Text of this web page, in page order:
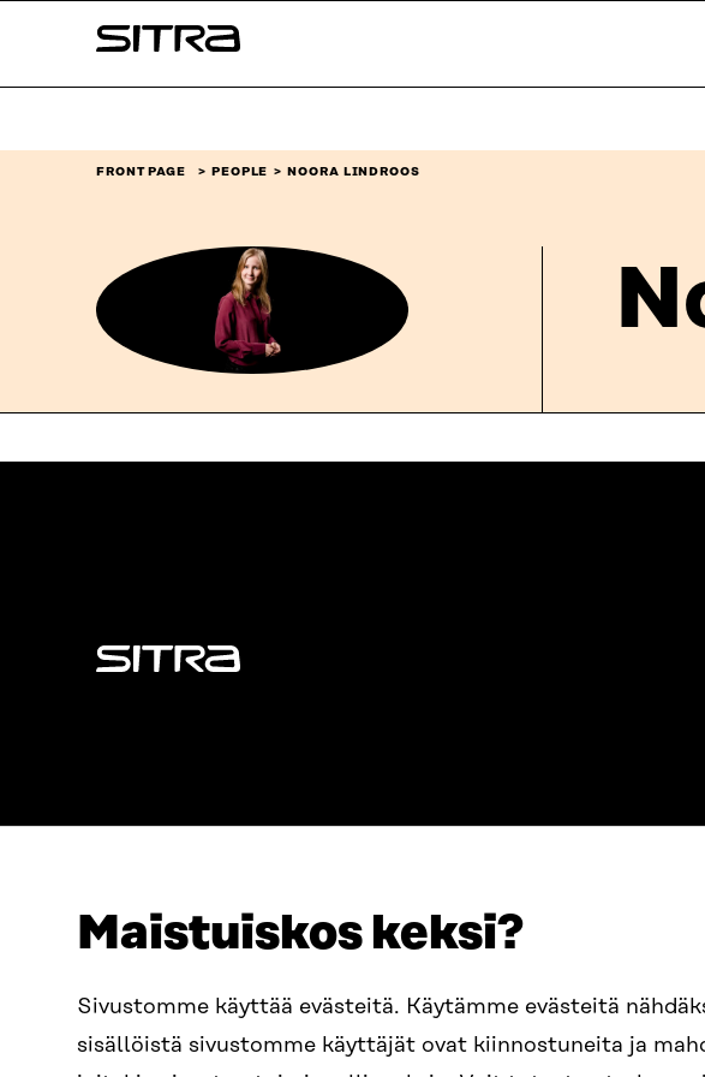
Maistuiskos keksi?
Sivustomme käyttää evästeitä. Käytämme evästeitä
sisällöistä sivustomme käyttäjät ovat kiinnostuneita ja
↓
Sitra
FRONT PAGE PEOPLE NOORA LINDROOS
Sitra
ADDRESS
160,
00181 Helsinki
TELEPHONE